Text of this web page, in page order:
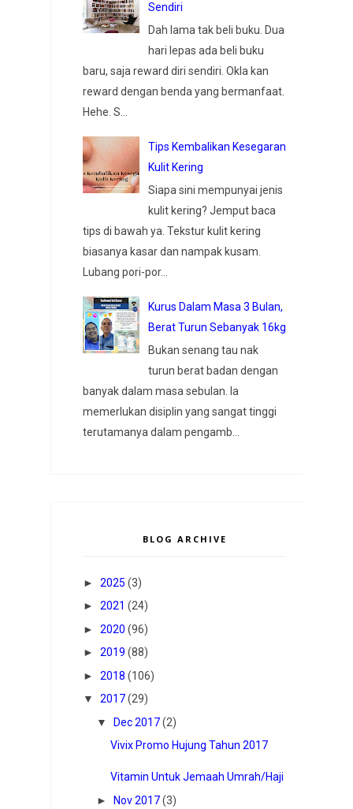
Sendiri
Dah lama tak beli buku. Dua
hari lepas ada beli buku
baru, saja reward diri sendiri. Okla kan
reward dengan benda yang bermanfaat.
Hehe. S...
Tips Kembalikan Kesegaran
Kulit Kering
Siapa sini mempunyai jenis
kulit kering? Jemput baca
tips di bawah ya. Tekstur kulit kering
biasanya kasar dan nampak kusam.
Lubang pori-por...
Kurus Dalam Masa 3 Bulan,
Berat Turun Sebanyak 16kg
Bukan senang tau nak
turun berat badan dengan
banyak dalam masa sebulan. Ia
memerlukan disiplin yang sangat tinggi
terutamanya dalam pengamb...
BLOG ARCHIVE
► 2025 (3)
► 2021 (24)
► 2020 (96)
► 2019 (88)
► 2018 (106)
▼
2017(29)
▼
Dec 2017 (2)
Vivix Promo Hujung Tahun 2017
Vitamin Untuk Jemaah Umrah/Haji
►
Nov 2017 (3)